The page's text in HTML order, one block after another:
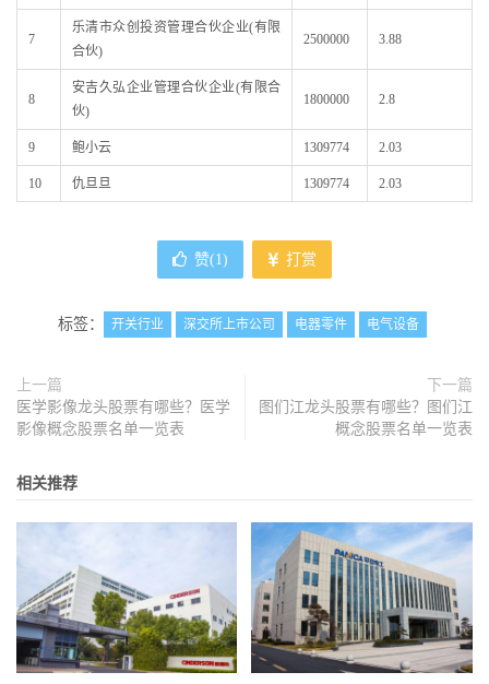
7
乐清市众创投资管理合伙企业(有限
合伙)
2500000 3.88
8
安吉久弘企业管理合伙企业(有限合
伙)
1800000 2.8
9 鲍小云 1309774 2.03
10 仇旦旦 1309774 2.03
赞(1) 打赏
标签： 开关行业 深交所上市公司 电器零件 电气设备
上一篇
医学影像龙头股票有哪些？医学
影像概念股票名单一览表
下一篇
图们江龙头股票有哪些？图们江
概念股票名单一览表
相关推荐